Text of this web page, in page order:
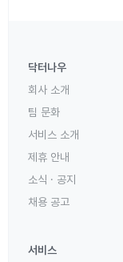
닥터나우
회사 소개
팀 문화
서비스 소개
제휴 안내
소식 · 공지
채용 공고
서비스